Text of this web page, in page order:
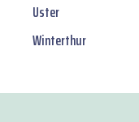
Uster
Winterthur